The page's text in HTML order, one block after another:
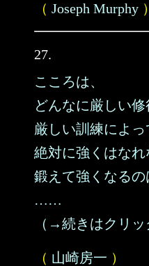
（ Joseph Murphy ）
27.
こころは、
どんなに厳しい修
厳しい訓練によっ
絶対に強くはなれ
鍛えて強くなるの
……
（→続きはクリッ
（ 山崎房一 ）